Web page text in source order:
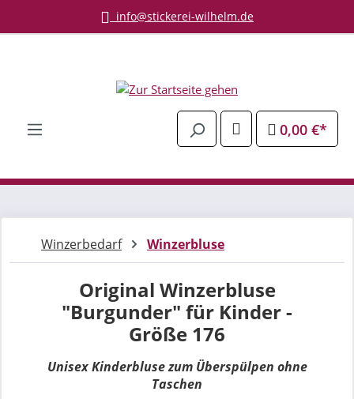
Zum Hauptinhalt springeninfo@stickerei-wilhelm.de
0,00 €*
Winzerbedarf Winzerbluse
Original Winzerbluse
"Burgunder" für Kinder -
Größe 176
Unisex Kinderbluse zum Überspülpen ohne
Taschen